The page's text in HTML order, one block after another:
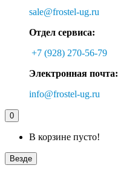
sale@frostel-ug.ru
Отдел сервиса:
+7 (928) 270-56-79
Электронная почта:
info@frostel-ug.ru
0
В корзине пусто!
Везде